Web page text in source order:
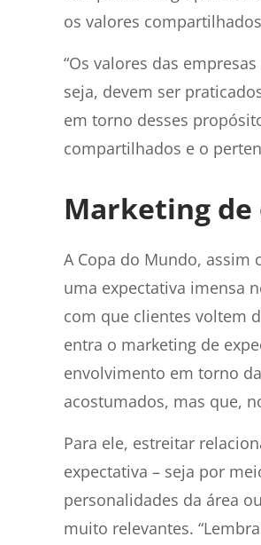
os valores
“Os valores das
seja, devem ser
em torno desses
compartilhados e o
Marketing de
A Copa do Mundo, assim
uma expectativa imensa
com que clientes voltem
entra o marketing de
envolvimento em torno
acostumados, mas que,
Para ele, estreitar
expectativa – seja por
personalidades da área
muito relevantes.